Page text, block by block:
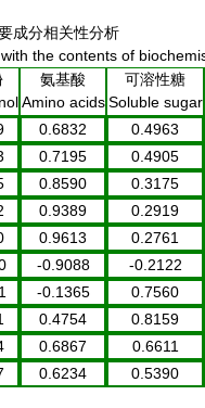
成分相关性分析
the contents of
氨基酸
Amino acids
可溶性糖
Soluble sugar
0.6832 0.4963
0.7195 0.4905
0.8590 0.3175
0.9389 0.2919
0.9613 0.2761
-0.9088 -0.2122
-0.1365 0.7560
0.4754 0.8159
0.6867 0.6611
0.6234 0.5390